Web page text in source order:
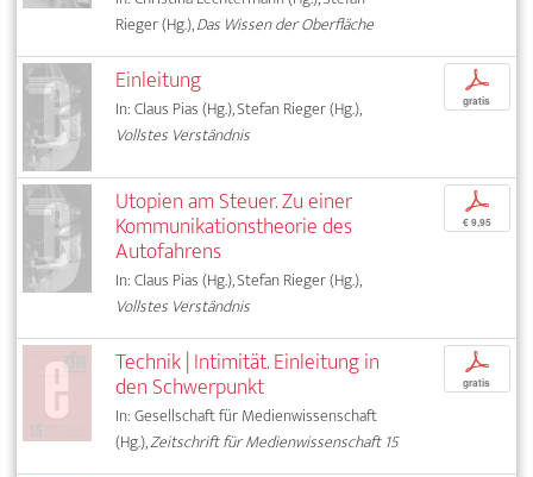
Rieger (Hg.),Das Wissen der Oberfläche
Einleitung
In: Claus Pias (Hg.), Stefan Rieger (Hg.),
Vollstes Verständnis
p
gratis
Utopien am Steuer. Zu einer
Kommunikationstheorie des
Autofahrens
In: Claus Pias (Hg.), Stefan Rieger (Hg.),
Vollstes Verständnis
p
€ 9,95
Technik | Intimität. Einleitung in
den Schwerpunkt
In: Gesellschaft für Medienwissenschaft
(Hg.),Zeitschrift für Medienwissenschaft 15
p
gratis